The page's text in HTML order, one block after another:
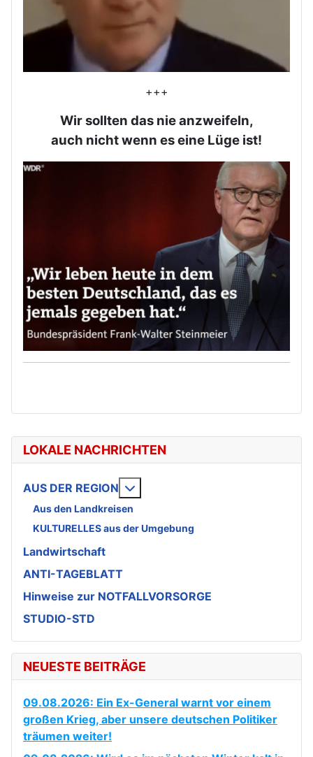
LOKALE NACHRICHTEN
AUS DER REGION
Aus den Landkreisen
KULTURELLES aus der Umgebung
Landwirtschaft
ANTI-TAGEBLATT
Hinweise zur NOTFALLVORSORGE
STUDIO-STD
NEUESTE BEITRÄGE
09.08.2026: Ein Ex-General warnt vor einem
großen Krieg, aber unsere deutschen Politiker
träumen weiter!
+++
Wir sollten das nie anzweifeln,
auch nicht wenn es eine Lüge ist!